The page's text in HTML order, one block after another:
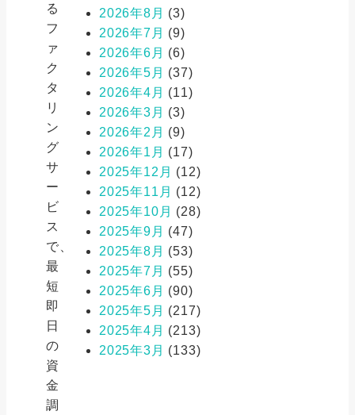
る
フ
ァ
ク
タ
リ
ン
グ
サ
ー
ビ
ス
で、
最
短
即
日
の
資
金
調
2026年8月 (3)
2026年7月 (9)
2026年6月 (6)
2026年5月 (37)
2026年4月 (11)
2026年3月 (3)
2026年2月 (9)
2026年1月 (17)
2025年12月 (12)
2025年11月 (12)
2025年10月 (28)
2025年9月 (47)
2025年8月 (53)
2025年7月 (55)
2025年6月 (90)
2025年5月 (217)
2025年4月 (213)
2025年3月 (133)